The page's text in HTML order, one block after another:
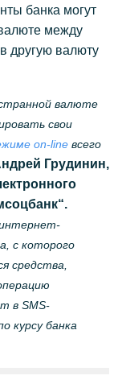
банка могут
между
другую валюту
валюте
свои
on-line всего
Грудинин,
с которого
средства,
в SMS-
курсу банка